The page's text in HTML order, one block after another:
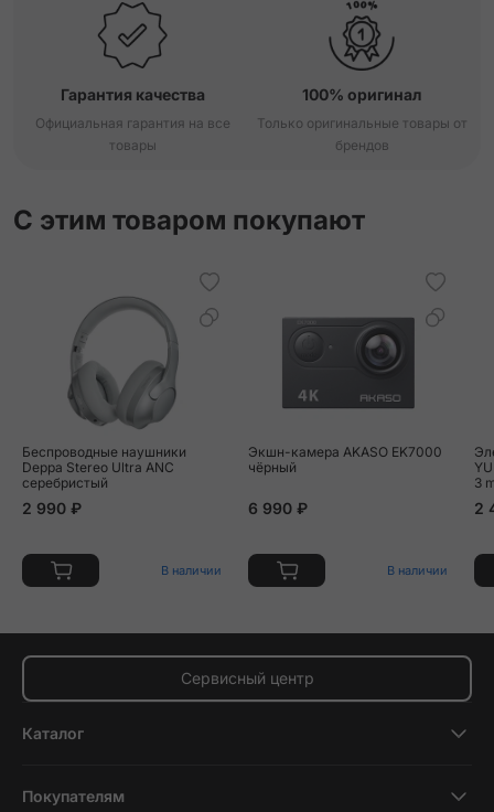
Гарантия качества
Официальная гарантия на все
товары
100% оригинал
Только оригинальные товары от
брендов
С этим товаром покупают
Беспроводные наушники
Deppa Stereo Ultra ANC
серебристый
2 990 ₽
В наличии
Экшн-камера AKASO EK7000
чёрный
6 990 ₽
В наличии
3
2
Сервисный центр
Каталог
Покупателям